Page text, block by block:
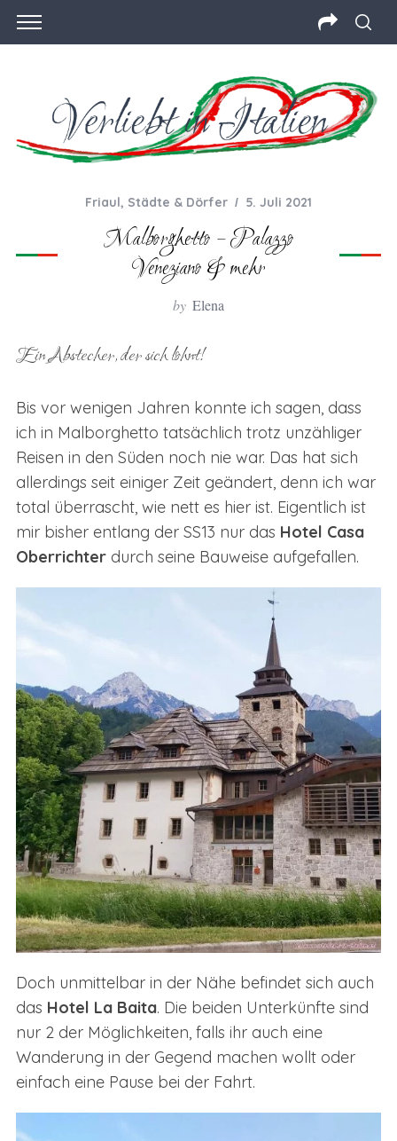
Friaul, Städte & Dörfer 5. Juli 2021
Malborghetto – Palazzo
Veneziano & mehr
by Elena
Ein Abstecher, der sich lohnt!
Bis vor wenigen Jahren konnte ich sagen, dass
ich in Malborghetto tatsächlich trotz unzähliger
Reisen in den Süden noch nie war. Das hat sich
allerdings seit einiger Zeit geändert, denn ich war
total überrascht, wie nett es hier ist. Eigentlich ist
mir bisher entlang der SS13 nur das Hotel Casa
Oberrichterdurch seine Bauweise aufgefallen.
Doch unmittelbar in der Nähe befindet sich auch
das Hotel La Baita. Die beiden Unterkünfte sind
nur 2 der Möglichkeiten, falls ihr auch eine
Wanderung in der Gegend machen wollt oder
einfach eine Pause bei der Fahrt.